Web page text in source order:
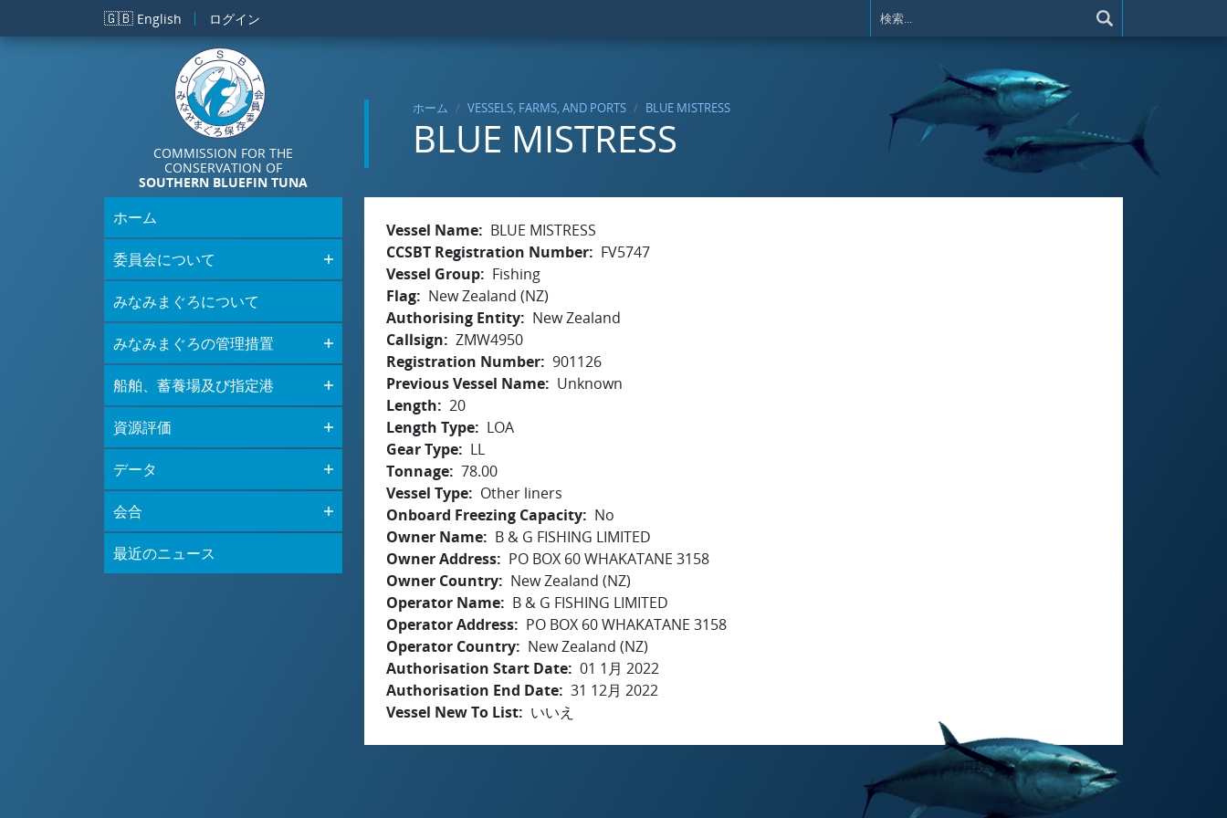
メインコンテンツに移動
🇬🇧 English ログイン
COMMISSION FOR THE
CONSERVATION OF
SOUTHERN BLUEFIN TUNA
ホーム VESSELS, FARMS, AND PORTS BLUE MISTRESS
BLUE MISTRESS
ホーム
委員会について
みなみまぐろについて
みなみまぐろの管理措置
船舶、蓄養場及び指定港
資源評価
データ
会合
最近のニュース
Vessel Name
BLUE MISTRESS
CCSBT Registration Number
FV5747
Vessel Group
Fishing
Flag
New Zealand (NZ)
Authorising Entity
New Zealand
Callsign
ZMW4950
Registration Number 901126
Previous Vessel Name
Unknown
Length
20
Length Type
LOA
Gear Type
LL
Tonnage 78.00
Vessel Type
Other liners
Onboard Freezing Capacity
No
Owner Name
B & G FISHING LIMITED
Owner Address
PO BOX 60 WHAKATANE 3158
Owner Country
New Zealand (NZ)
Operator Name
B & G FISHING LIMITED
Operator Address
PO BOX 60 WHAKATANE 3158
Operator Country
New Zealand (NZ)
Authorisation Start Date 01 1月 2022
Authorisation End Date 31 12月 2022
Vessel New To List
いいえ